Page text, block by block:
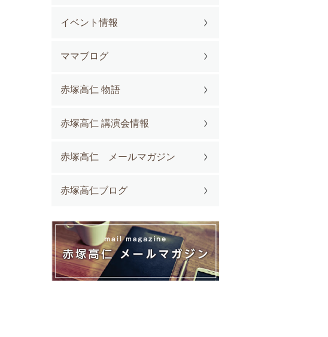
イベント情報
ママブログ
赤塚高仁 物語
赤塚高仁 講演会情報
赤塚高仁 メールマガジン
赤塚高仁ブログ